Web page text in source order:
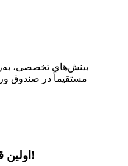
بینش‌های تخصصی،
مستقیماً در صندوق
اولین قدم به سوی کامیابی را بردارید!